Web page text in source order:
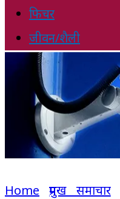
फिचर
जीवन/शैली
Home प्रमुख समाचार